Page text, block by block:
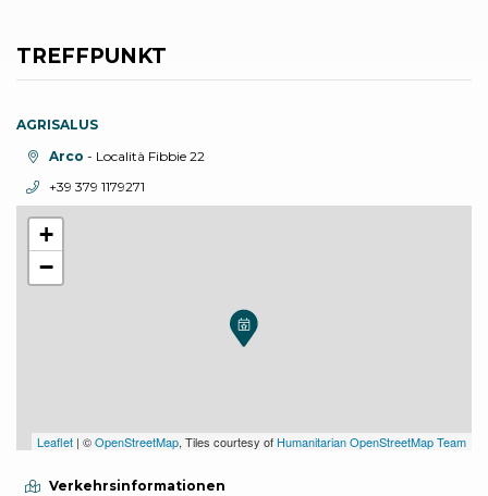
TREFFPUNKT
+
−
Leaflet | ©OpenStreetMap, Tiles courtesy of Humanitarian OpenStreetMap Team
Verkehrsinformationen
AGRISALUS
aria.location:
Arco - Località Fibbie 22
aria.phone:
+39 379 1179271